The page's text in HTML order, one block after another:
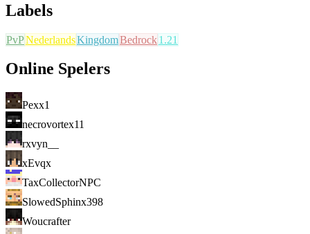
Labels
PvPNederlandsKingdomBedrock1.21
Online Spelers
Pexx1
necrovortex11
rxvyn__
xEvqx
TaxCollectorNPC
SlowedSphinx398
Woucrafter